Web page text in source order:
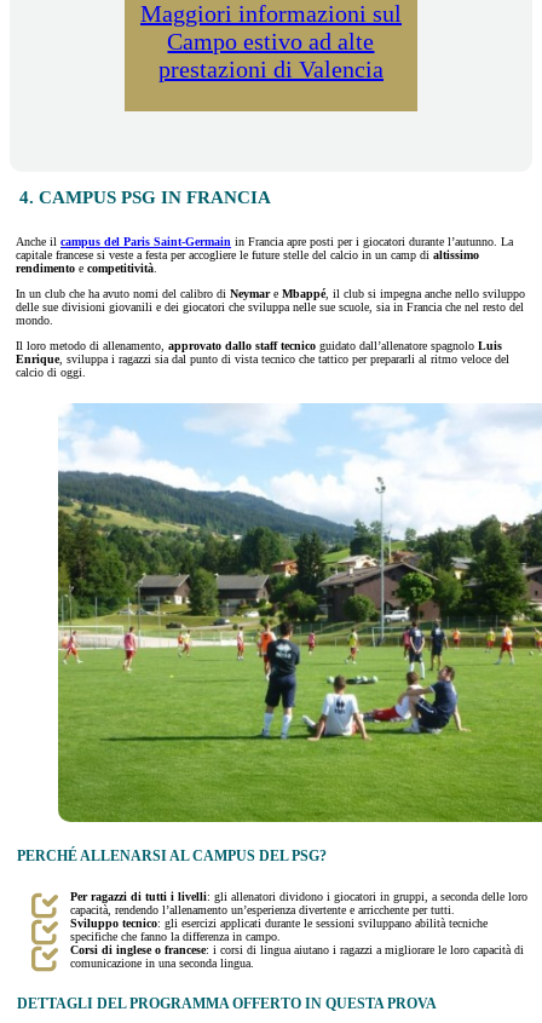
Maggiori informazioni sul
Campo estivo ad alte
prestazioni di Valencia
4. CAMPUS PSG IN FRANCIA
Anche il campus del Paris Saint-Germain in Francia apre posti per i giocatori durante l’autunno. La
capitale francese si veste a festa per accogliere le future stelle del calcio in un camp di altissimo
rendimento e competitività.
In un club che ha avuto nomi del calibro di Neymare Mbappé, il club si impegna anche nello sviluppo
delle sue divisioni giovanili e dei giocatori che sviluppa nelle sue scuole, sia in Francia che nel resto del
mondo.
Il loro metodo di allenamento, approvato dallo staff tecnico guidato dall’allenatore spagnolo Luis
Enrique, sviluppa i ragazzi sia dal punto di vista tecnico che tattico per prepararli al ritmo veloce del
calcio di oggi.
PERCHÉ ALLENARSI AL CAMPUS DEL PSG?
Per ragazzi di tutti i livelli: gli allenatori dividono i giocatori in gruppi, a seconda delle loro
capacità, rendendo l’allenamento un’esperienza divertente e arricchente per tutti.
Sviluppo tecnico: gli esercizi applicati durante le sessioni sviluppano abilità tecniche
specifiche che fanno la differenza in campo.
Corsi di inglese o francese: i corsi di lingua aiutano i ragazzi a migliorare le loro capacità di
comunicazione in una seconda lingua.
DETTAGLI DEL PROGRAMMA OFFERTO IN QUESTA PROVA